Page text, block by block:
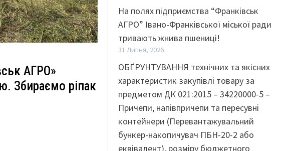
АГРО»
Збираємо ріпак
На полях підприємства “Франківськ
АГРО” Івано-Франківської міської ради
тривають жнива пшениці!
31 Липня, 2026
ОБҐРУНТУВАННЯ технічних та якісних
характеристик закупівлі товару за
предметом ДК 021:2015 – 34220000-5 –
Причепи, напівпричепи та пересувні
контейнери (Перевантажувальний
бункер-накопичувач ПБН-20-2 або
еквівалент), розміру бюджетного